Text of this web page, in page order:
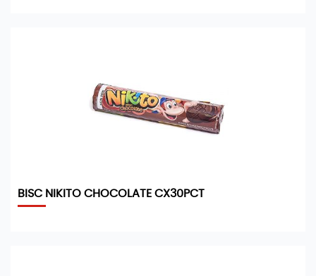
BISC NIKITO CHOCOLATE CX30PCT